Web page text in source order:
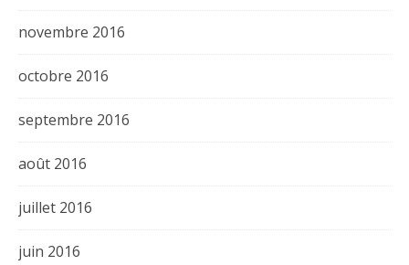
novembre 2016
octobre 2016
septembre 2016
août 2016
juillet 2016
juin 2016